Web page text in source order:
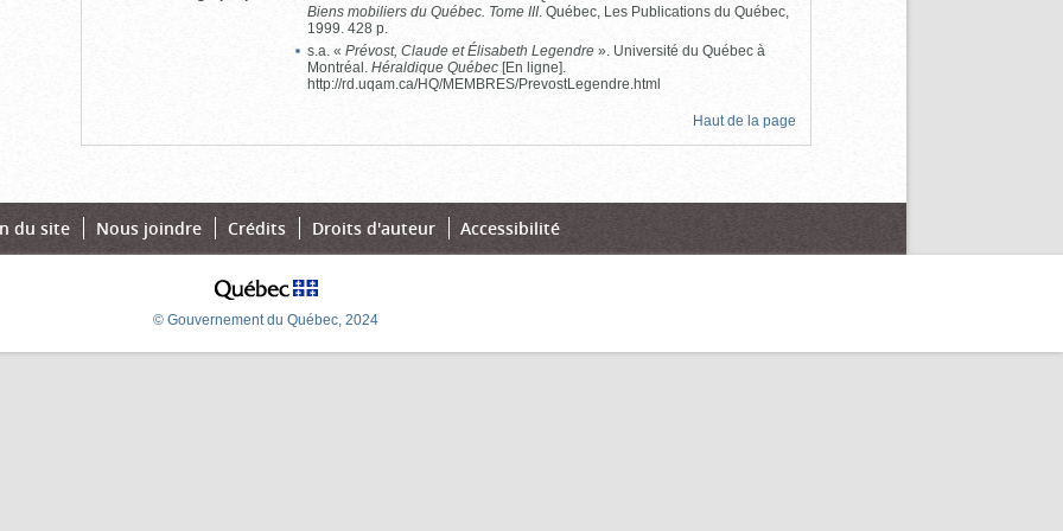
Biens mobiliers du Québec. Tome III. Québec, Les Publications du Québec,
1999. 428 p.
s.a. «Prévost, Claude et Élisabeth Legendre ». Université du Québec à
Montréal.Héraldique Québec [En ligne].
http://rd.uqam.ca/HQ/MEMBRES/PrevostLegendre.html
Haut de la page
du site Nous joindre Crédits Droits d'auteur Accessibilité
© Gouvernement du Québec, 2024